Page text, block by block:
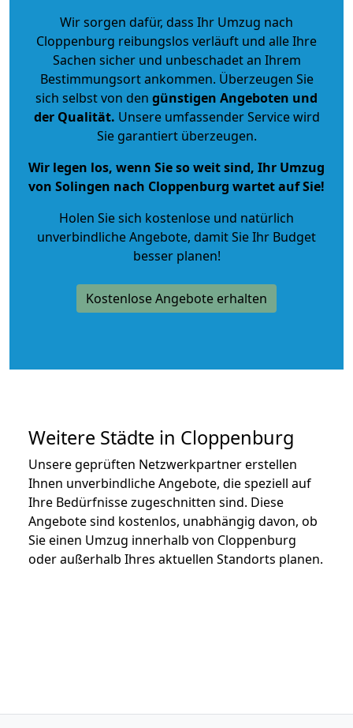
Wir sorgen dafür, dass Ihr Umzug nach
Cloppenburg reibungslos verläuft und alle Ihre
Sachen sicher und unbeschadet an Ihrem
Bestimmungsort ankommen. Überzeugen Sie
sich selbst von den günstigen Angeboten und
der Qualität. Unsere umfassender Service wird
Sie garantiert überzeugen.
Wir legen los, wenn Sie so weit sind, Ihr Umzug
von Solingen nach Cloppenburg wartet auf Sie!
Holen Sie sich kostenlose und natürlich
unverbindliche Angebote, damit Sie Ihr Budget
besser planen!
Kostenlose Angebote erhalten
Weitere Städte in Cloppenburg
Unsere geprüften Netzwerkpartner erstellen
Ihnen unverbindliche Angebote, die speziell auf
Ihre Bedürfnisse zugeschnitten sind. Diese
Angebote sind kostenlos, unabhängig davon, ob
Sie einen Umzug innerhalb von Cloppenburg
oder außerhalb Ihres aktuellen Standorts planen.